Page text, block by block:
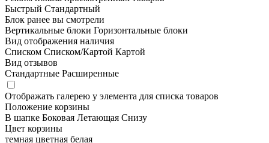
Быстрый Стандартный
Блок ранее вы смотрели
Вертикальные блоки Горизонтальные блоки
Вид отображения наличия
Списком Списком/Картой Картой
Вид отзывов
Стандартные Расширенные
Отображать галерею у элемента для списка товаров
Положение корзины
В шапке Боковая Летающая Снизу
Цвет корзины
темная цветная белая